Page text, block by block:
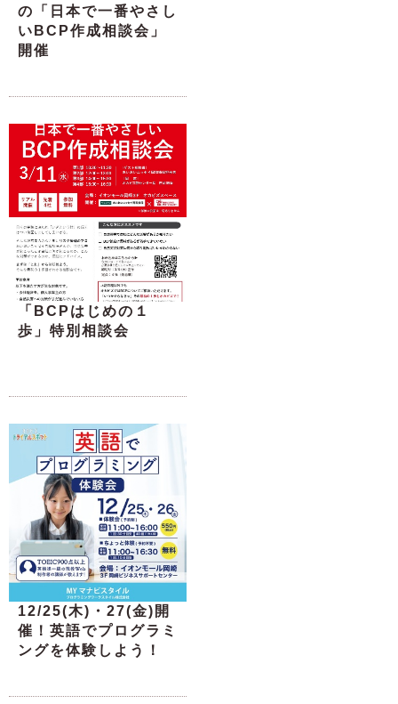
の「日本で一番やさし
いBCP作成相談会」
開催
「BCPはじめの１
歩」特別相談会
12/25(木)・27(金)開
催！英語でプログラミ
ングを体験しよう！